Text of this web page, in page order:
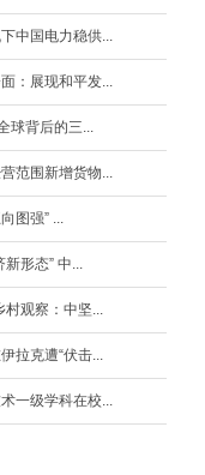
中国电力稳供...
：展现和平发...
球背后的三...
范围新增货物...
图强” ...
新形态” 中...
村观察：中坚...
拉克遭“伏击...
一级学科在校...